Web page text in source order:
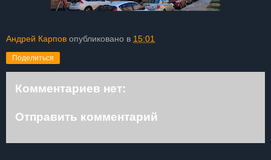
Андрей Карпов опубликовано в 15:01
Поделиться
Комментариев нет:
Отправить комментарий